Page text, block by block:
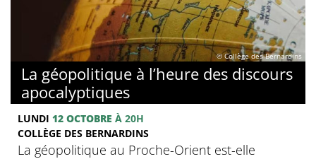
© Collège des Bernardins
La géopolitique à l’heure des discours
apocalyptiques
LUNDI 12 OCTOBRE À 20H
COLLÈGE DES BERNARDINS
La géopolitique au Proche-Orient est-elle